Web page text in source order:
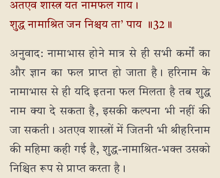
अतएव शास्त्र यत नामफल गाय।
शुद्ध नामाश्रित जन निश्चय ता’ पाय ॥32॥
अनुवाद: नामाभास होने मात्र से ही सभी कर्मों का
और ज्ञान का फल प्राप्त हो जाता है। हरिनाम के
नामाभास से ही यदि इतना फल मिलता है तब शुद्ध
नाम क्या दे सकता है, इसकी कल्पना भी नहीं की
जा सकती। अतएव शास्त्रों में जितनी भी श्रीहरिनाम
की महिमा कही गई है, शुद्ध-नामाश्रित-भक्त उसको
निश्चित रूप से प्राप्त करता है।